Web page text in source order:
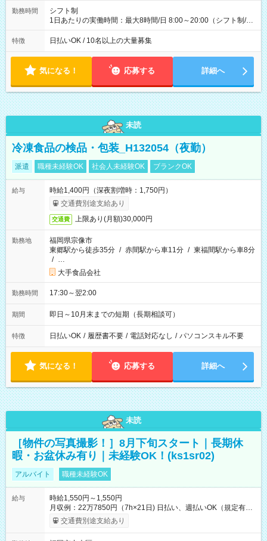
勤務時間
シフト制
1日あたりの実働時間：最大8時間/日 8:00～20:00（シフト制/実
働8時間） ※週5日勤務（場所次第では週4も有り） ※配達状況
によって時間外での勤務可能性有り ※案件により多少の前後あ
特徴 日払いOK / 10名以上の大量募集
気になる！ 応募する 詳細へ
未読
冷凍食品の検品・包装_H132054（夜勤）
派遣 職種未経験OK 社会人未経験OK ブランクOK
給与
時給1,400円（深夜割増時：1,750円）
交通費別途支給あり
交通費 上限あり(月額)30,000円
勤務地
福岡県宗像市
東郷駅から徒歩35分 / 赤間駅から車11分 / 東福間駅から車8分
/ …
大手食品会社
勤務時間 17:30～翌2:00
期間 即日～10月末までの短期（長期相談可）
特徴 日払いOK / 履歴書不要 / 電話対応なし / パソコンスキル不要
気になる！ 応募する 詳細へ
未読
［物件の写真撮影！］8月下旬スタート｜長期休
暇・お盆休み有り｜未経験OK！(ks1sr02)
アルバイト 職種未経験OK
給与
時給1,550円～1,550円
月収例：22万7850円（7h×21日) 日払い、週払いOK（規定有
り） 【試用期間】試用期間なし
交通費別途支給あり